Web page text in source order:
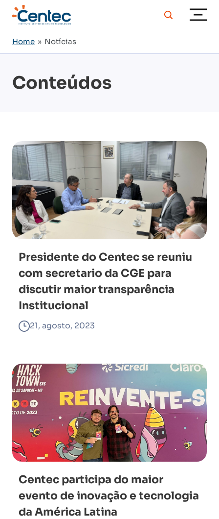
Home » Notícias
Conteúdos
Presidente do Centec se reuniu
com secretario da CGE para
discutir maior transparência
Institucional
21, agosto, 2023
Centec participa do maior
evento de inovação e tecnologia
da América Latina